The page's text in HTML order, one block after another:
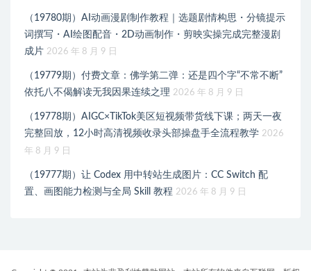
（19780期）AI动画漫剧制作教程｜选题剧情构思・分镜提示
词撰写・AI绘图配音・2D动画制作・剪映实操完成完整漫剧
成片 2026 年 8 月 9 日
（19779期）付费文章：佛学第二弹：还是四个字“不常不断”
依托八不偈解读无我因果连续之理 2026 年 8 月 9 日
（19778期）AIGC×TikTok美区短视频带货线下课；两天一夜
完整回放，12小时高清视频收录头部操盘手全流程教学 2026
年 8 月 9 日
（19777期）让 Codex 用中转站生成图片：CC Switch 配
置、画图能力检测与全局 Skill 教程 2026 年 8 月 9 日